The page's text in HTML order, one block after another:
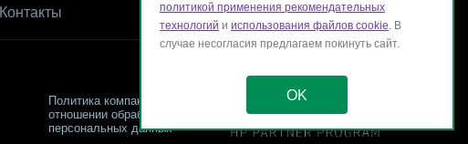
Контакты
Политика компании в
отношении обработки
персональных данных
политикой применения рекомендательных
технологий и использования файлов cookie. В
случае несогласия предлагаем покинуть сайт.
OK